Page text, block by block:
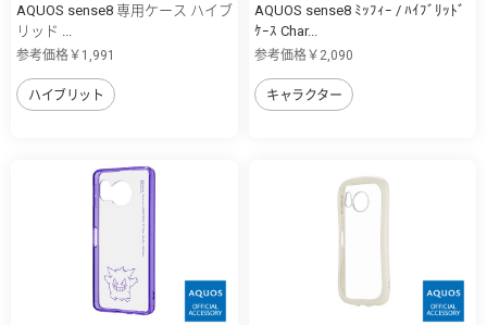
AQUOS sense8 専用ケース ハイブ
リッド ...
参考価格￥1,991
ハイブリット
AQUOS sense8 ﾐｯﾌｨｰ / ﾊｲﾌﾞﾘｯﾄﾞ
ｹｰｽ Char...
参考価格￥2,090
キャラクター